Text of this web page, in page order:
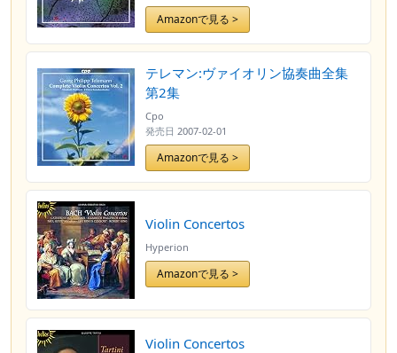
Amazonで見る >
テレマン:ヴァイオリン協奏曲全集
第2集
Cpo
発売日 2007-02-01
Amazonで見る >
Violin Concertos
Hyperion
Amazonで見る >
Violin Concertos